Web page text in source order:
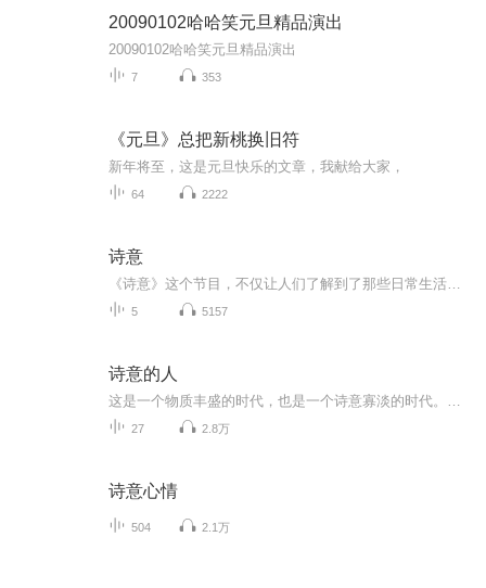
20090102哈哈笑元旦精品演出
20090102哈哈笑元旦精品演出
7 353
《元旦》总把新桃换旧符
新年将至，这是元旦快乐的文章，我献给大家，
64 2222
诗意
5 5157
诗意的人
27 2.8万
诗意心情
504 2.1万